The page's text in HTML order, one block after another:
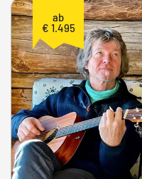
ab
€ 1.495